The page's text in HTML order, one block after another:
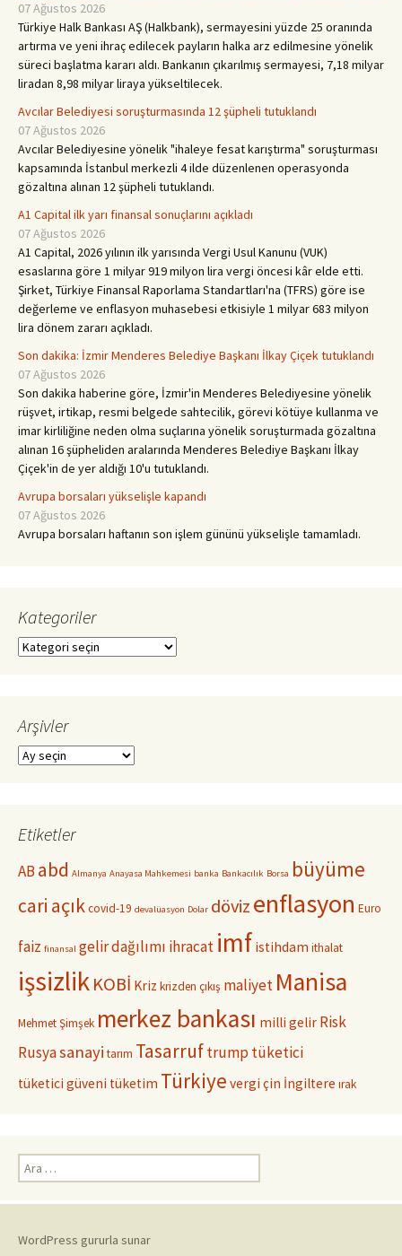
07 Ağustos 2026
Türkiye Halk Bankası AŞ (Halkbank), sermayesini yüzde 25 oranında
artırma ve yeni ihraç edilecek payların halka arz edilmesine yönelik
süreci başlatma kararı aldı. Bankanın çıkarılmış sermayesi, 7,18 milyar
liradan 8,98 milyar liraya yükseltilecek.
Avcılar Belediyesi soruşturmasında 12 şüpheli tutuklandı
07 Ağustos 2026
Avcılar Belediyesine yönelik "ihaleye fesat karıştırma" soruşturması
kapsamında İstanbul merkezli 4 ilde düzenlenen operasyonda
gözaltına alınan 12 şüpheli tutuklandı.
A1 Capital ilk yarı finansal sonuçlarını açıkladı
07 Ağustos 2026
A1 Capital, 2026 yılının ilk yarısında Vergi Usul Kanunu (VUK)
esaslarına göre 1 milyar 919 milyon lira vergi öncesi kâr elde etti.
Şirket, Türkiye Finansal Raporlama Standartları'na (TFRS) göre ise
değerleme ve enflasyon muhasebesi etkisiyle 1 milyar 683 milyon
lira dönem zararı açıkladı.
Son dakika: İzmir Menderes Belediye Başkanı İlkay Çiçek tutuklandı
07 Ağustos 2026
Son dakika haberine göre, İzmir'in Menderes Belediyesine yönelik
rüşvet, irtikap, resmi belgede sahtecilik, görevi kötüye kullanma ve
imar kirliliğine neden olma suçlarına yönelik soruşturmada gözaltına
alınan 16 şüpheliden aralarında Menderes Belediye Başkanı İlkay
Çiçek'in de yer aldığı 10'u tutuklandı.
Avrupa borsaları yükselişle kapandı
07 Ağustos 2026
Avrupa borsaları haftanın son işlem gününü yükselişle tamamladı.
Kategoriler
Kategoriler
Arşivler
Arşivler
Etiketler
AB abd Almanya Anayasa Mahkemesi banka Bankacılık Borsa büyüme
cari açıkcovid-19 devalüasyon Dolar dövizenflasyon Euro
faiz finansal gelir dağılımı ihracat imf istihdam ithalat
işsizlikKOBİ Kriz krizden çıkış maliyet Manisa
Mehmet Şimşek merkez bankası milli gelir Risk
Rusyasanayi tarım Tasarruftrump tüketici
tüketici güveni tüketim Türkiye vergi çin İngiltere ırak
Arama:
WordPress gururla sunar